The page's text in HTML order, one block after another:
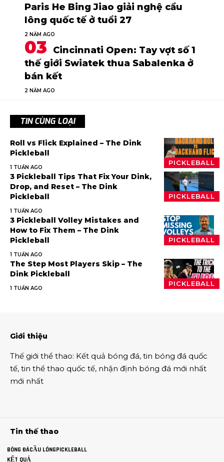
Paris He Bing Jiao giải nghệ cầu
lông quốc tế ở tuổi 27
2 NĂM AGO
Cincinnati Open: Tay vợt số 1
thế giới Swiatek thua Sabalenka ở
bán kết
2 NĂM AGO
TIN CÙNG LOẠI
PICKLEBALL
Roll vs Flick Explained – The Dink
Pickleball
1 TUẦN AGO
PICKLEBALL
3 Pickleball Tips That Fix Your Dink,
Drop, and Reset – The Dink
Pickleball
1 TUẦN AGO
PICKLEBALL
3 Pickleball Volley Mistakes and
How to Fix Them – The Dink
Pickleball
1 TUẦN AGO
PICKLEBALL
The Step Most Players Skip – The
Dink Pickleball
1 TUẦN AGO
Giới thiệu
Thế giới thể thao: Kết quả bóng đá, tin bóng đá quốc
tế, tin thể thao quốc tế, nhận định bóng đá mới nhất
mới nhất
Tin thế thao
BÓNG ĐÁCẦU LÔNGPICKLEBALL
KẾT QUẢ